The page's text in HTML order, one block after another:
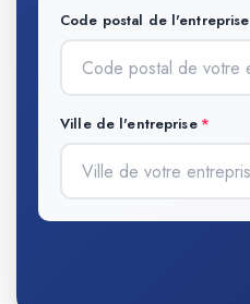
Code postal de l'entreprise
Ville de l'entreprise